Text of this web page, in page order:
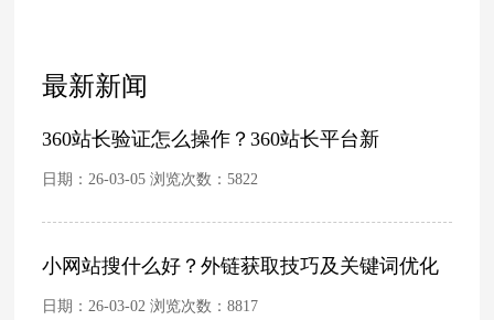
最新新闻
360站长验证怎么操作？360站长平台新
日期：26-03-05 浏览次数：5822
小网站搜什么好？外链获取技巧及关键词优化
日期：26-03-02 浏览次数：8817